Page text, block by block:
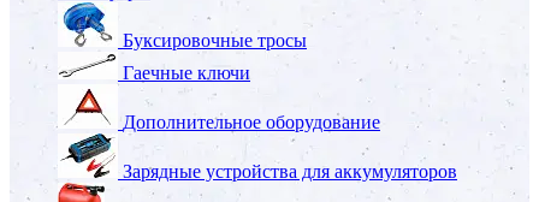
Буксировочные тросы
Гаечные ключи
Дополнительное оборудование
Зарядные устройства для аккумуляторов